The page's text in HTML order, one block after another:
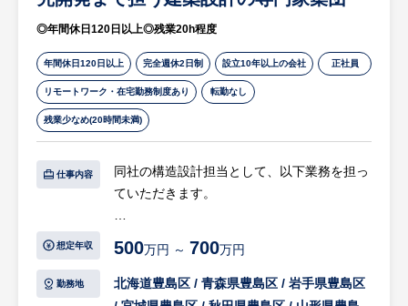
プの中核を担い、昇降機の国内保守・管理台
数でトップクラスのシェアを誇る業界のリー
ディングカンパニーです。
・社会インフラを支えるやりがい：エレベー
ターや空調など、人々の生活に不可欠な「当
たり前」の快適なビル空間をつくり、守る社
会貢献度の高い仕事です。
・働きやすさとワークライフバランス：年間
休日128日（土日祝休み）に加え、家賃の最
・充実した教育・評価制度：入社時の研修や
キルや資格取得がしっかり収入（手当等）に
◎年間休日120日以上◎残業20h程度
年間休日120日以上 完全週休2日制 設立10年以上の会社 正社員
リモートワーク・在宅勤務制度あり 転勤なし
残業少なめ(20時間未満)
仕事内容
同社の構造設計担当として、以下業務を担っ
ていただきます。
・一戸建て住宅、マンション、店舗ビル、事
務所ビルなどの構造設計
※新築設計が約80%、現場監理が約20%で
想定年収 500万円 ～ 700万円
勤務地
北海道豊島区 / 青森県豊島区 / 岩手県豊島区